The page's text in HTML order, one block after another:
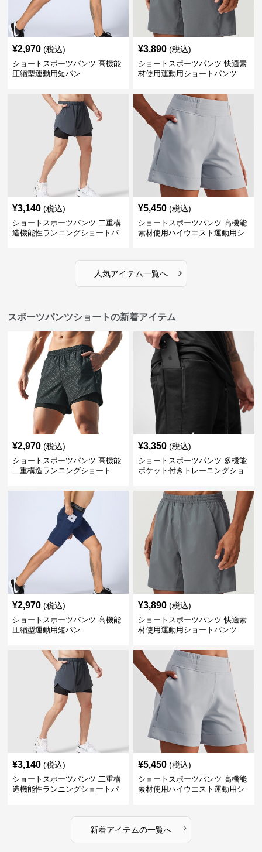
¥2,970 (税込)
ショートスポーツパンツ 高機能
圧縮型運動用短パン
¥3,890 (税込)
ショートスポーツパンツ 快適素
材使用運動用ショートパンツ
¥3,140 (税込)
ショートスポーツパンツ 二重構
造機能性ランニングショートパ
¥5,450 (税込)
ショートスポーツパンツ 高機能
素材使用ハイウエスト運動用シ
人気アイテム一覧へ ›
スポーツパンツショートの新着アイテム
¥2,970 (税込)
ショートスポーツパンツ 高機能
二重構造ランニングショート
¥3,350 (税込)
ショートスポーツパンツ 多機能
ポケット付きトレーニングショ
¥2,970 (税込)
ショートスポーツパンツ 高機能
圧縮型運動用短パン
¥3,890 (税込)
ショートスポーツパンツ 快適素
材使用運動用ショートパンツ
¥3,140 (税込)
ショートスポーツパンツ 二重構
造機能性ランニングショートパ
¥5,450 (税込)
ショートスポーツパンツ 高機能
素材使用ハイウエスト運動用シ
新着アイテムの一覧へ ›